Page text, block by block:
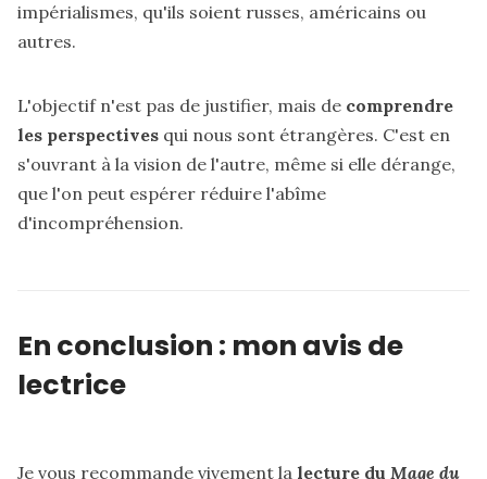
impérialismes, qu'ils soient russes, américains ou
autres.
L'objectif n'est pas de justifier, mais de comprendre
les perspectives qui nous sont étrangères. C'est en
s'ouvrant à la vision de l'autre, même si elle dérange,
que l'on peut espérer réduire l'abîme
d'incompréhension.
En conclusion : mon avis de
lectrice
Je vous recommande vivement la lecture du Mage du